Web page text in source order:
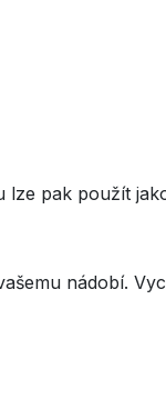
lze pak použít
nádobí.